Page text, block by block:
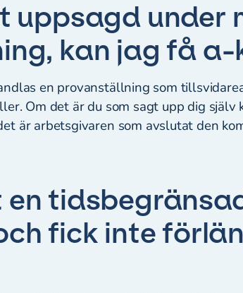
uppsagd under
kan jag få a-
en provanställning som
Om det är du som sagt upp dig själv
är arbetsgivaren som avslutat den
fick inte